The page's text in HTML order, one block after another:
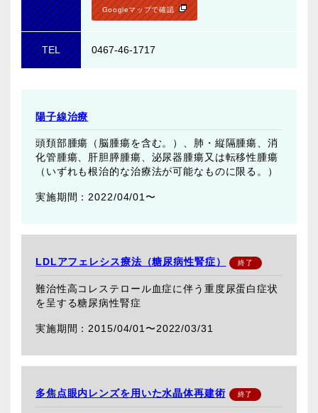
Googleマップで確認
TEL 0467-46-1717
陽子線治療
頭頚部腫瘍（脳腫瘍を含む。）、肺・縦隔腫瘍、消
化管腫瘍、肝胆膵腫瘍、泌尿器腫瘍又は転移性腫瘍
（いずれも根治的な治療法が可能なものに限る。）
2022/04/01〜
LDLアフェレシス療法（糖尿病性腎症）
難治性高コレステロール血症に伴う重度尿蛋白症状
を呈する糖尿病性腎症
2015/04/01〜2022/03/31
多焦点眼内レンズを用いた水晶体再建術